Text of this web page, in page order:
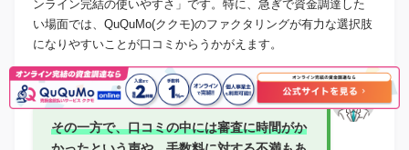
ンライン完結の使いやすさ」です。特に、急ぎで資金調達した
い場面では、QuQuMo(ククモ)のファクタリングが有力な選択肢
になりやすいことが口コミからうかがえます。
IDEMAE編集部
その一方で、口コミの中には審査に時間がか